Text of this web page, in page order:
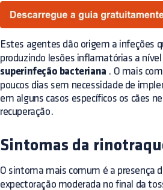
Estes agentes dão origem a infeções
produzindo lesões inflamatórias a
superinfeção bacteriana . O mais
poucos dias sem necessidade de
em alguns casos específicos os cães
recuperação.
Sintomas da
O sintoma mais comum é a presença
expectoração moderada no final da